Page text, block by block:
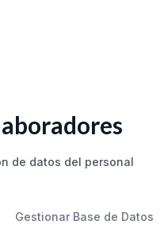
de datos del personal
Gestionar Base de Datos